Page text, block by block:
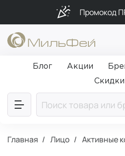
Промокод
Бесплатная
Подарки в каждый
Блог Акции
Скидки
Главная Лицо Активные